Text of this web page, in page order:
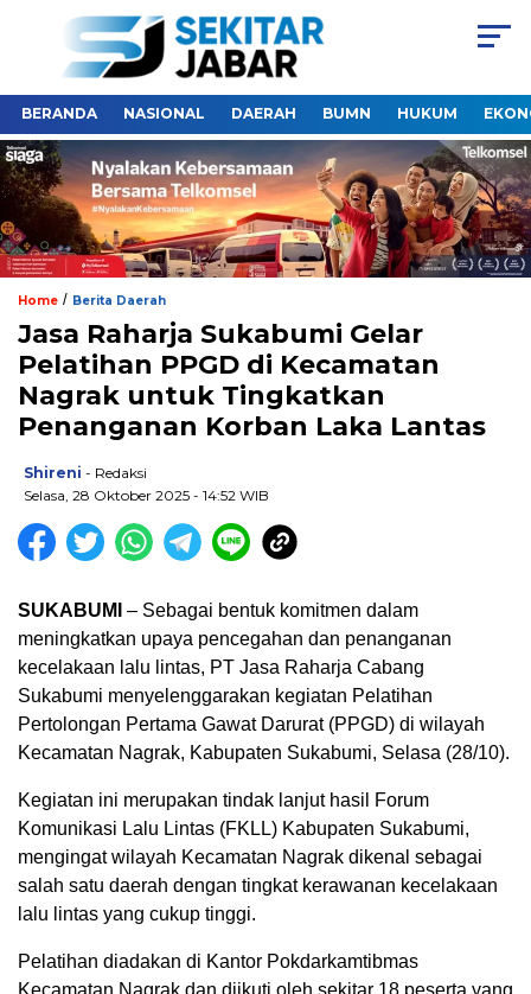
BERANDA NASIONAL DAERAH BUMN HUKUM
Home / Berita Daerah
Jasa Raharja Sukabumi Gelar
Pelatihan PPGD di Kecamatan
Nagrak untuk Tingkatkan
Penanganan Korban Laka Lantas
Shireni - Redaksi
Selasa, 28 Oktober 2025 - 14:52 WIB
SUKABUMI – Sebagai bentuk komitmen dalam
meningkatkan upaya pencegahan dan penanganan
kecelakaan lalu lintas, PT Jasa Raharja Cabang
Sukabumi menyelenggarakan kegiatan Pelatihan
Pertolongan Pertama Gawat Darurat (PPGD) di wilayah
Kecamatan Nagrak, Kabupaten Sukabumi, Selasa (28/10).
Kegiatan ini merupakan tindak lanjut hasil Forum
Komunikasi Lalu Lintas (FKLL) Kabupaten Sukabumi,
mengingat wilayah Kecamatan Nagrak dikenal sebagai
salah satu daerah dengan tingkat kerawanan kecelakaan
lalu lintas yang cukup tinggi.
Pelatihan diadakan di Kantor Pokdarkamtibmas
Kecamatan Nagrak dan diikuti oleh sekitar 18 peserta yang